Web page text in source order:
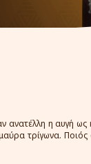
ανατέλλη η αυγή
τρίγωνα.